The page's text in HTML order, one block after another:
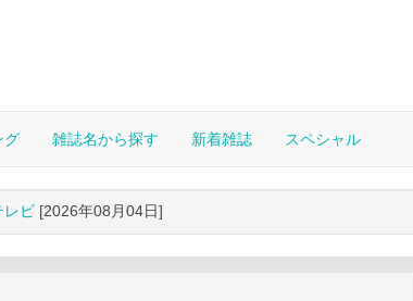
グ 雑誌名から探す 新着雑誌 スペシャル
レビ [2026年08月04日]